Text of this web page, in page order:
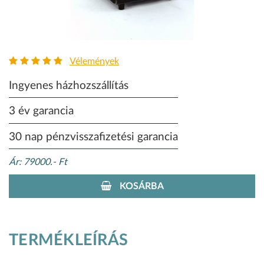
Vélemények
Ingyenes házhozszállítás
3 év garancia
30 nap pénzvisszafizetési garancia
Ár: 79000.- Ft
KOSÁRBA
TERMÉKLEÍRÁS